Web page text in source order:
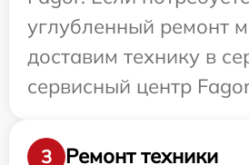
углубленный ремонт
доставим технику в
сервисный центр
3
Ремонт техники